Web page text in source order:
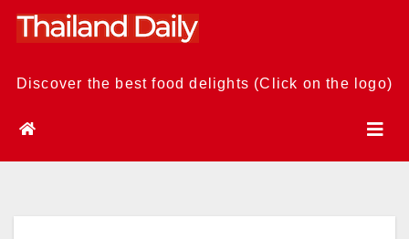
Skip
Discover the best food delights (Click on the logo)